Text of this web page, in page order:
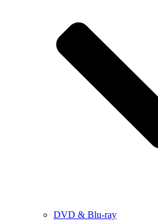
DVD & Blu-ray